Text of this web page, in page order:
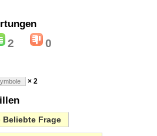
2 0
× 2
Beliebte Frage